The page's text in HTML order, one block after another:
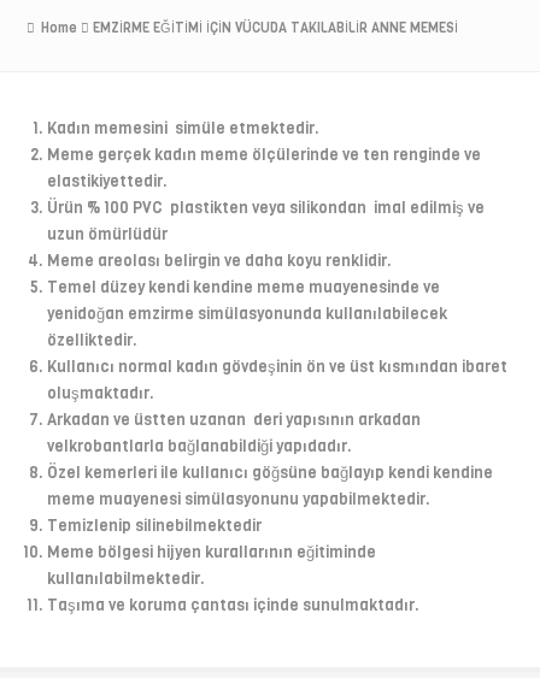
Home EMZİRME EĞİTİMİ İÇİN VÜCUDA TAKILABİLİR ANNE MEMESİ
Kadın memesini simüle etmektedir.
Meme gerçek kadın meme ölçülerinde ve ten renginde ve
elastikiyettedir.
Ürün % 100 PVC plastikten veya silikondan imal edilmiş ve
uzun ömürlüdür
Meme areolası belirgin ve daha koyu renklidir.
Temel düzey kendi kendine meme muayenesinde ve
yenidoğan emzirme simülasyonunda kullanılabilecek
özelliktedir.
Kullanıcı normal kadın gövdeşinin ön ve üst kısmından ibaret
oluşmaktadır.
Arkadan ve üstten uzanan deri yapısının arkadan
velkrobantlarla bağlanabildiği yapıdadır.
Özel kemerleri ile kullanıcı göğsüne bağlayıp kendi kendine
meme muayenesi simülasyonunu yapabilmektedir.
Temizlenip silinebilmektedir
Meme bölgesi hijyen kurallarının eğitiminde
kullanılabilmektedir.
Taşıma ve koruma çantası içinde sunulmaktadır.